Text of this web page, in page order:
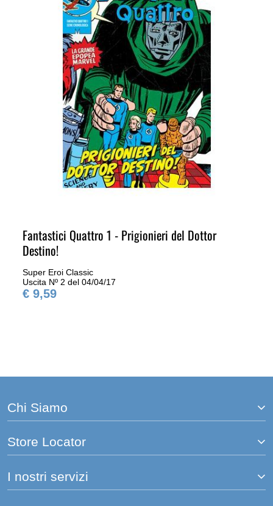
Fantastici Quattro 1 - Prigionieri del Dottor
Destino!
Super Eroi Classic
Uscita Nº 2 del 04/04/17
€ 9,59
Chi Siamo
Store Locator
I nostri servizi